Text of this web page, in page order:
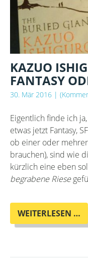
KAZUO
FANTASY
30. Mär 2016 |
Eigentlich finde ich
etwas jetzt Fantasy,
ob einer oder
brauchen), sind wie
kürzlich eine eben
begrabene Riese
WEITERLESEN …